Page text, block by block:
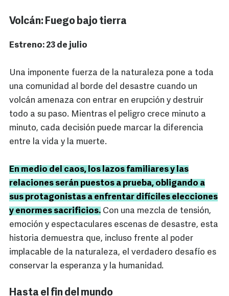
Volcán: Fuego bajo tierra
Estreno: 23 de julio
Una imponente fuerza de la naturaleza pone a toda
una comunidad al borde del desastre cuando un
volcán amenaza con entrar en erupción y destruir
todo a su paso. Mientras el peligro crece minuto a
minuto, cada decisión puede marcar la diferencia
entre la vida y la muerte.
En medio del caos, los lazos familiares y las
relaciones serán puestos a prueba, obligando a
sus protagonistas a enfrentar difíciles elecciones
y enormes sacrificios. Con una mezcla de tensión,
emoción y espectaculares escenas de desastre, esta
historia demuestra que, incluso frente al poder
implacable de la naturaleza, el verdadero desafío es
conservar la esperanza y la humanidad.
Hasta el fin del mundo